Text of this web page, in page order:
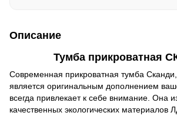
Описание
Тумба прикроватная
Современная прикроватная тумба
является оригинальным дополнением
всегда привлекает к себе внимание. Она
качественных экологических материалов